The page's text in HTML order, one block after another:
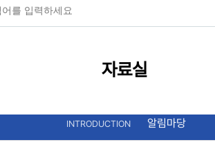
자료실
INTRODUCTION 알림마당